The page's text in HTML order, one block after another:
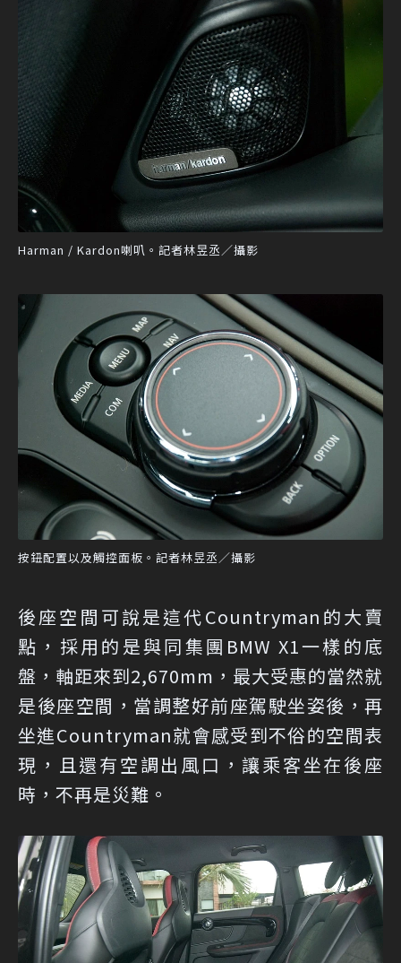
Harman / Kardon喇叭。記者林昱丞／攝影
按鈕配置以及觸控面板。記者林昱丞／攝影
後座空間可說是這代Countryman的大賣
點，採用的是與同集團BMW X1一樣的底
盤，軸距來到2,670mm，最大受惠的當然就
是後座空間，當調整好前座駕駛坐姿後，再
坐進Countryman就會感受到不俗的空間表
現，且還有空調出風口，讓乘客坐在後座
時，不再是災難。